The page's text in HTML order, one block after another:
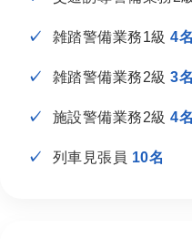
雑踏警備業務1級4名
雑踏警備業務2級3名
施設警備業務2級4名
列車見張員 10名